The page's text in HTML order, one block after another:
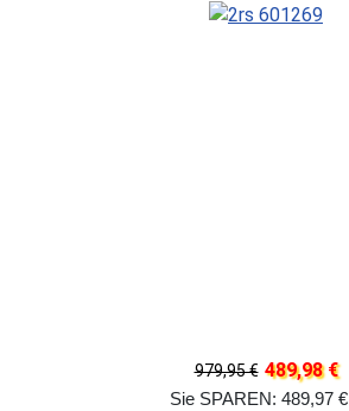
979,95 € 489,98 €
Sie SPAREN: 489,97 €